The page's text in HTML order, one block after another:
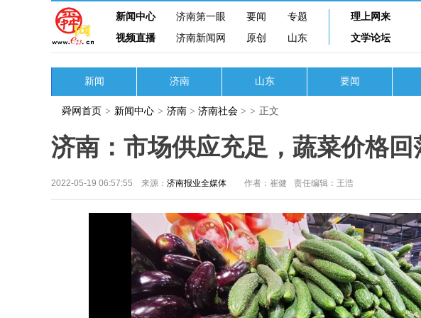
新闻中心 济南第一眼 要闻
专题
视频直播
济南新闻网 原创 山东
理上网来
文学论坛
新闻 济南 山东 要闻
舜网首页 > 新闻中心 > 济南 > 济南社会 > > 正文
济南：市场供应充足，蔬菜价格回
2022-05-19 06:57:55 来源： 济南报业全媒体 作者：崔健 责任编辑：王浩